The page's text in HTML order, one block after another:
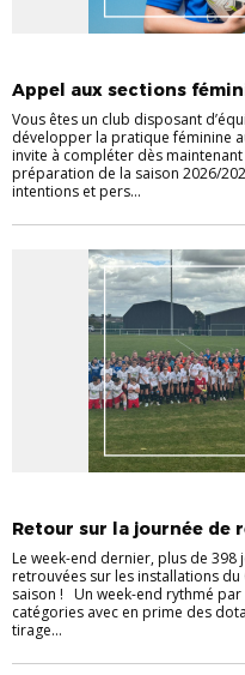
Appel aux sections
Vous êtes un club disposant
développer la pratique féminine
invite à compléter dès
préparation de la saison 2026/
intentions et pers...
Retour sur la journée
Le week-end dernier, plus de
retrouvées sur les installations
saison ! Un week-end rythmé
catégories avec en prime des
tirage...